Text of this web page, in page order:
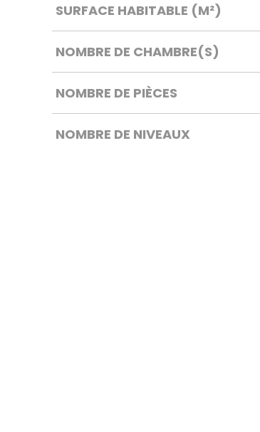
SURFACE HABITABLE (M²)
NOMBRE DE CHAMBRE(S)
NOMBRE DE PIÈCES
NOMBRE DE NIVEAUX